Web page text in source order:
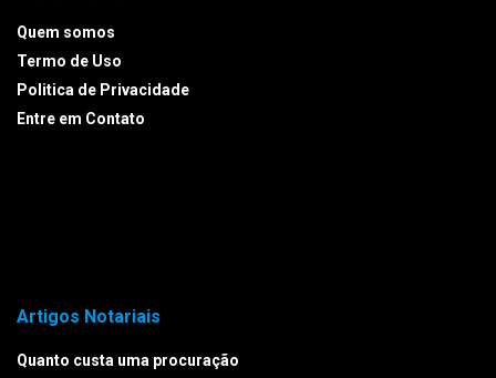
Quem somos
Termo de Uso
Politica de Privacidade
Entre em Contato
Artigos Notariais
Quanto custa uma procuração